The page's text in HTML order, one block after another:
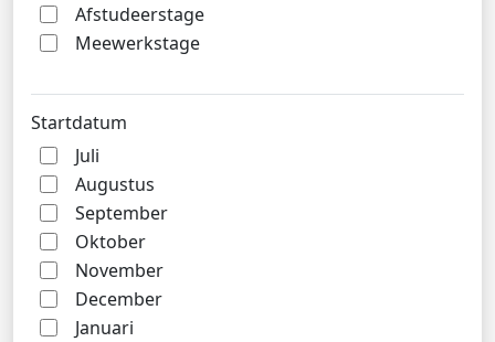
Afstudeerstage
Meewerkstage
Startdatum
Juli
Augustus
September
Oktober
November
December
Januari